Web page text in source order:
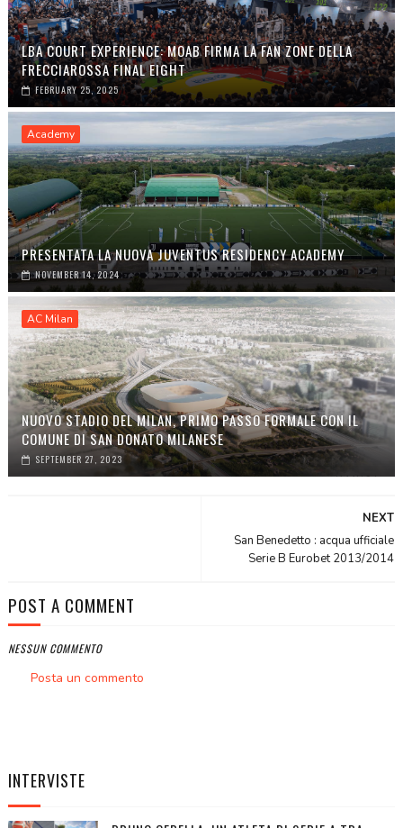
LBA COURT EXPERIENCE: MOAB FIRMA LA FAN ZONE DELLA
FRECCIAROSSA FINAL EIGHT
FEBRUARY 25, 2025
Academy
PRESENTATA LA NUOVA JUVENTUS RESIDENCY ACADEMY
NOVEMBER 14, 2024
AC Milan
NUOVO STADIO DEL MILAN, PRIMO PASSO FORMALE CON IL
COMUNE DI SAN DONATO MILANESE
SEPTEMBER 27, 2023
NEXT
San Benedetto : acqua ufficiale
Serie B Eurobet 2013/2014
POST A COMMENT
NESSUN COMMENTO
Posta un commento
INTERVISTE